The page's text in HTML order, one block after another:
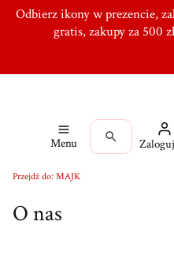
Odbierz ikony w prezencie,
gratis, zakupy za 500
Tworzymy od ponad 10 lat
zadowolonych klientów,
Menu
Przejdź do: MAJK
O nas